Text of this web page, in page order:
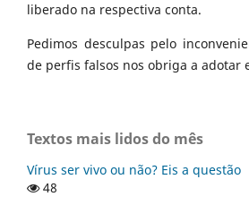
liberado na respectiva conta.
Pedimos desculpas pelo
de perfis falsos nos obriga a adotar
Textos mais lidos do mês
Vírus ser vivo ou não? Eis a questão
48